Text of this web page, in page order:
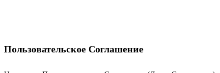
Пользовательское Соглашение